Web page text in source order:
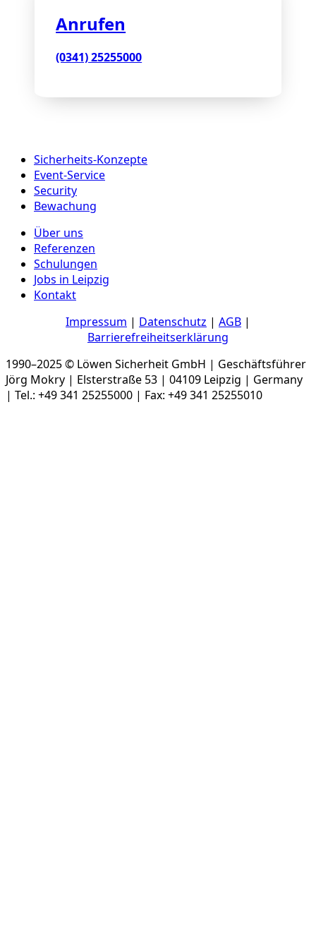
Anrufen
(0341) 25255000
Sicherheits-Konzepte
Event-Service
Security
Bewachung
Über uns
Referenzen
Schulungen
Jobs in Leipzig
Kontakt
Impressum | Datenschutz | AGB |
Barrierefreiheitserklärung
1990–2025 © Löwen Sicherheit GmbH | Geschäftsführer
Jörg Mokry | Elsterstraße 53 | 04109 Leipzig | Germany
| Tel.: +49 341 25255000 | Fax: +49 341 25255010